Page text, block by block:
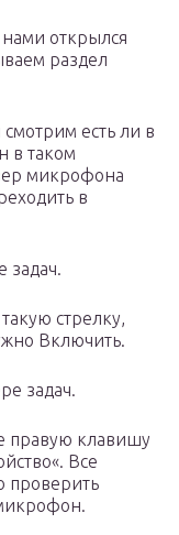
открылся
раздел
есть ли в
в таком
микрофона
в
задач.
стрелку,
Включить.
задач.
правую клавишу
Все
проверить